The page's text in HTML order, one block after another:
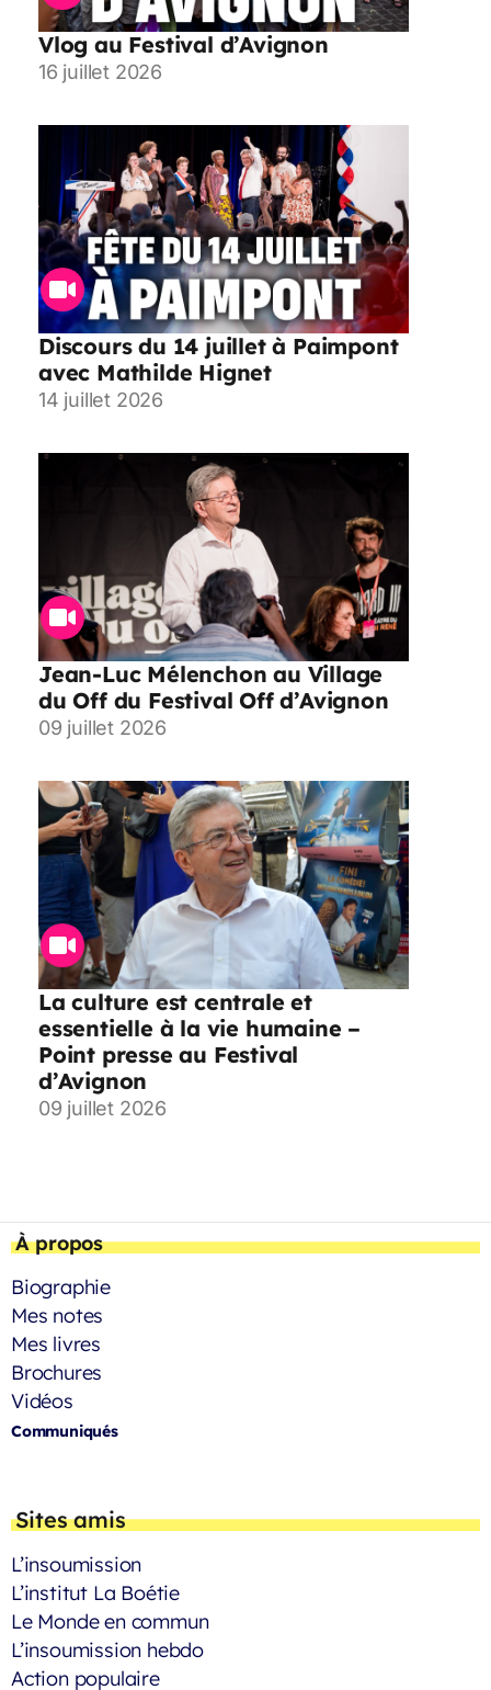
Vlog au Festival d’Avignon
16 juillet 2026
Discours du 14 juillet à Paimpont
avec Mathilde Hignet
14 juillet 2026
Jean-Luc Mélenchon au Village
du Off du Festival Off d’Avignon
09 juillet 2026
La culture est centrale et
essentielle à la vie humaine –
Point presse au Festival
d’Avignon
09 juillet 2026
À propos
Biographie
Mes notes
Mes livres
Brochures
Vidéos
Communiqués
Sites amis
L’insoumission
L’institut La Boétie
Le Monde en commun
L’insoumission hebdo
Action populaire